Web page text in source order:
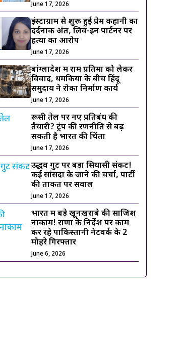
June 17, 2026
इंस्टाग्राम से शुरू हुई प्रेम कहानी का
दर्दनाक अंत, लिव-इन पार्टनर पर
हत्या का आरोप
June 17, 2026
बांग्लादेश में राम प्रतिमा को लेकर
विवाद, धमकियों के बीच हिंदू
समुदाय ने रोका निर्माण कार्य
June 17, 2026
रूसी तेल पर नए प्रतिबंध की
तैयारी? ट्रंप की रणनीति से बढ़
सकती है भारत की चिंता
June 17, 2026
उद्धव गुट पर बड़ा सियासी संकट!
कई सांसदों के जाने की चर्चा, पार्टी
की ताकत पर सवाल
June 17, 2026
भारत में बड़े खूनखराबे की साजिश
नाकाम! राणा के निर्देश पर काम
कर रहे पाकिस्तानी नेटवर्क के 2
मोहरे गिरफ्तार
June 6, 2026